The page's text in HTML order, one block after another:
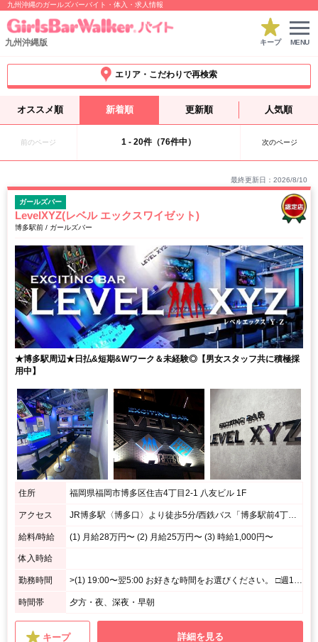
九州沖縄のガールズバーバイト・体入・求人情報
九州沖縄版 キープ MENU
エリア・こだわりで再検索
オススメ順 新着順 更新順 人気順
前のページ 1 - 20件（76件中） 次のページ
最終更新日：2026/8/10
ガールズバー
LevelXYZ(レベル エックスワイゼット)
博多駅前 / ガールズバー
★博多駅周辺★日払&短期&Wワーク＆未経験◎【男女スタッフ共に積極採
用中】
住所 福岡県福岡市博多区住吉4丁目2-1 八友ビル 1F
アクセス JR博多駅〈博多口〉より徒歩5分/西鉄バス「博多駅前4丁目」より徒歩1分
給料/時給 (1) 月給28万円〜 (2) 月給25万円〜 (3) 時給1,000円〜
体入時給
勤務時間 >(1) 19:00〜翌5:00 お好きな時間をお選びください。 □週1日、1日4時間～勤務可能 □平日のみ、週末のみ、短時間勤務OK □好きな時、空いてる時間に勤務OK (2) 19:00〜0:00(シフト制)
時間帯 夕方・夜、深夜・早朝
キープ 詳細を見る